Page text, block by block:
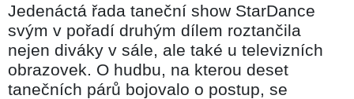
Jedenáctá řada taneční show StarDance
svým v pořadí druhým dílem roztančila
nejen diváky v sále, ale také u televizních
obrazovek. O hudbu, na kterou deset
tanečních párů bojovalo o postup, se